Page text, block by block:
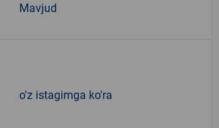
Mavjud
o'z istagimga ko'ra